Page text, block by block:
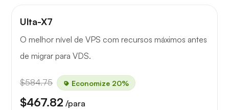
Ulta-X7
O melhor nível de VPS com recursos máximos antes
de migrar para VDS.
$584.75 Economize 20%
$467.82 /para